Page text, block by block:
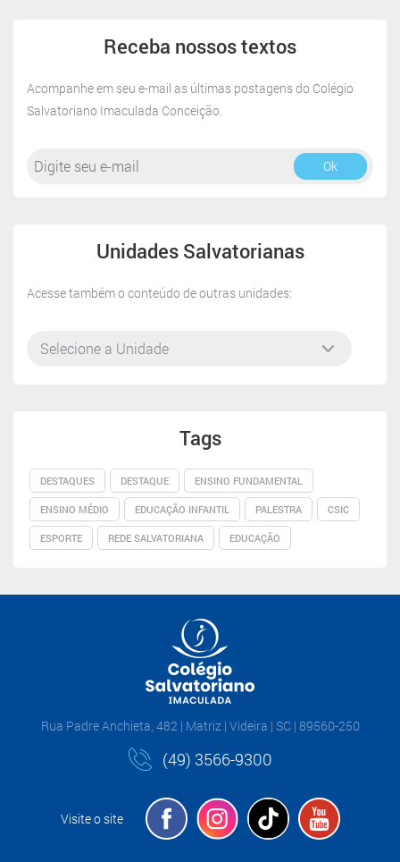
Receba nossos textos
Acompanhe em seu e-mail as últimas postagens do Colégio
Salvatoriano Imaculada Conceição.
Ok
Unidades Salvatorianas
Acesse também o conteúdo de outras unidades:
Tags
DESTAQUES DESTAQUE ENSINO FUNDAMENTAL
ENSINO MÉDIO EDUCAÇÃO INFANTIL PALESTRA CSIC
ESPORTE REDE SALVATORIANA EDUCAÇÃO
Rua Padre Anchieta, 482 | Matriz | Videira | SC | 89560-250
(49) 3566-9300
Visite o site